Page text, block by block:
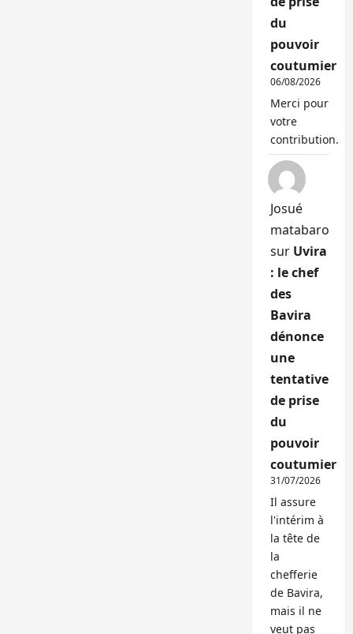
du
pouvoir
coutumier
06/08/2026
Merci pour
votre
contribution.
Josué
matabaro
sur Uvira
: le chef
des
Bavira
dénonce
une
tentative
de prise
du
pouvoir
coutumier
31/07/2026
Il assure
l'intérim à
la tête de
la
chefferie
de Bavira,
mais il ne
veut pas